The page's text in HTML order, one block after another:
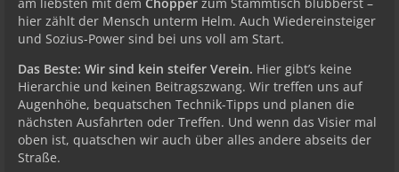
hier zählt der Mensch unterm Helm. Auch Wiedereinsteiger
und Sozius-Power sind bei uns voll am Start.
Das Beste: Wir sind kein steifer Verein. Hier gibt’s keine
Hierarchie und keinen Beitragszwang. Wir treffen uns auf
Augenhöhe, bequatschen Technik-Tipps und planen die
nächsten Ausfahrten oder Treffen. Und wenn das Visier mal
oben ist, quatschen wir auch über alles andere abseits der
Straße.